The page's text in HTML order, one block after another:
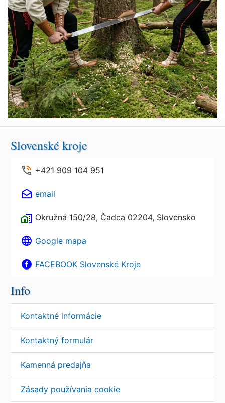
Slovenské kroje
+421 909 104 951
email
Okružná 150/28, Čadca 02204, Slovensko
Google mapa
FACEBOOK Slovenské Kroje
Info
Kontaktné informácie
Kontaktný formulár
Kamenná predajňa
Zásady používania cookie